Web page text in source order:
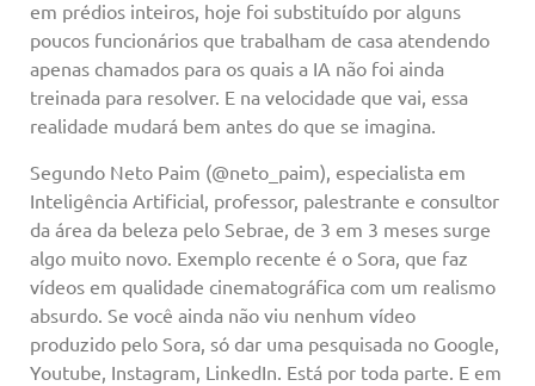
em prédios inteiros, hoje foi substituído por alguns
poucos funcionários que trabalham de casa atendendo
apenas chamados para os quais a IA não foi ainda
treinada para resolver. E na velocidade que vai, essa
realidade mudará bem antes do que se imagina.
Segundo Neto Paim (@neto_paim), especialista em
Inteligência Artificial, professor, palestrante e consultor
da área da beleza pelo Sebrae, de 3 em 3 meses surge
algo muito novo. Exemplo recente é o Sora, que faz
vídeos em qualidade cinematográfica com um realismo
absurdo. Se você ainda não viu nenhum vídeo
produzido pelo Sora, só dar uma pesquisada no Google,
Youtube, Instagram, LinkedIn. Está por toda parte. E em